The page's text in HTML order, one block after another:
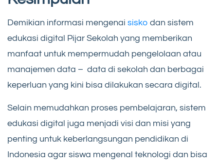
Demikian informasi mengenai sisko dan sistem
edukasi digital Pijar Sekolah yang memberikan
manfaat untuk mempermudah pengelolaan atau
manajemen data – data di sekolah dan berbagai
keperluan yang kini bisa dilakukan secara digital.
Selain memudahkan proses pembelajaran, sistem
edukasi digital juga menjadi visi dan misi yang
penting untuk keberlangsungan pendidikan di
Indonesia agar siswa mengenal teknologi dan bisa